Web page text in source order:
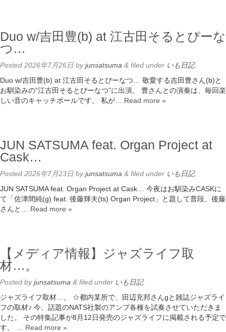
Duo w/吉田豊(b) at 江古田そるとぴーな
つ…
Posted 2026年7月26日 byjunsatsuma & filed under いも日記.
Duo w/吉田豊(b) at 江古田そるとぴーなつ… 敬愛する吉田豊さん(b)と
お馴染みの”江古田そるとぴーなつ”に出演。 豊さんとの演奏は、毎回楽
しい音のキャッチボールです。 私が… Read more »
JUN SATSUMA feat. Organ Project at
Cask…
Posted 2026年7月23日 byjunsatsuma & filed under いも日記.
JUN SATSUMA feat. Organ Project at Cask… 今夜はお馴染みCASKに
て「佐津間純(g) feat. 後藤輝夫(ts) Organ Project」と題して普段、後藤
さんと… Read more »
【メディア情報】ジャズライフ取
材…。
Posted byjunsatsuma & filed under いも日記.
ジャズライフ取材…。 ☆都内某所で、田辺充邦さんgと雑誌ジャズライ
フの取材♪ 今、話題のNATS社製のアンプ各種を試奏させていただきま
した。 その特集記事が8月12日発売のジャズライフに掲載される予定で
す。 … Read more »